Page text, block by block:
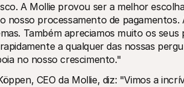
A Mollie provou ser a melhor
nosso processamento de
Também apreciamos muito os
a qualquer das nossas
no nosso crescimento."
CEO da Mollie, diz: "Vimos a